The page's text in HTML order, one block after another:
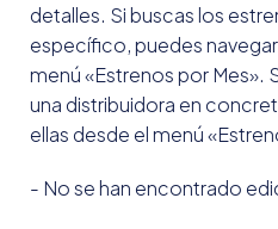
detalles. Si buscas los
específico, puedes
menú «Estrenos por Mes».
una distribuidora en
ellas desde el menú
- No se han encontrado